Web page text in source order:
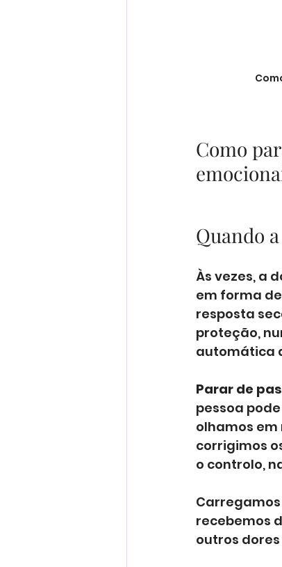
Como
Quando
Às vezes, a
em forma
resposta
proteção,
automática
Parar de
pessoa
olhamos em
corrigimos
o controlo,
recebemos
outros